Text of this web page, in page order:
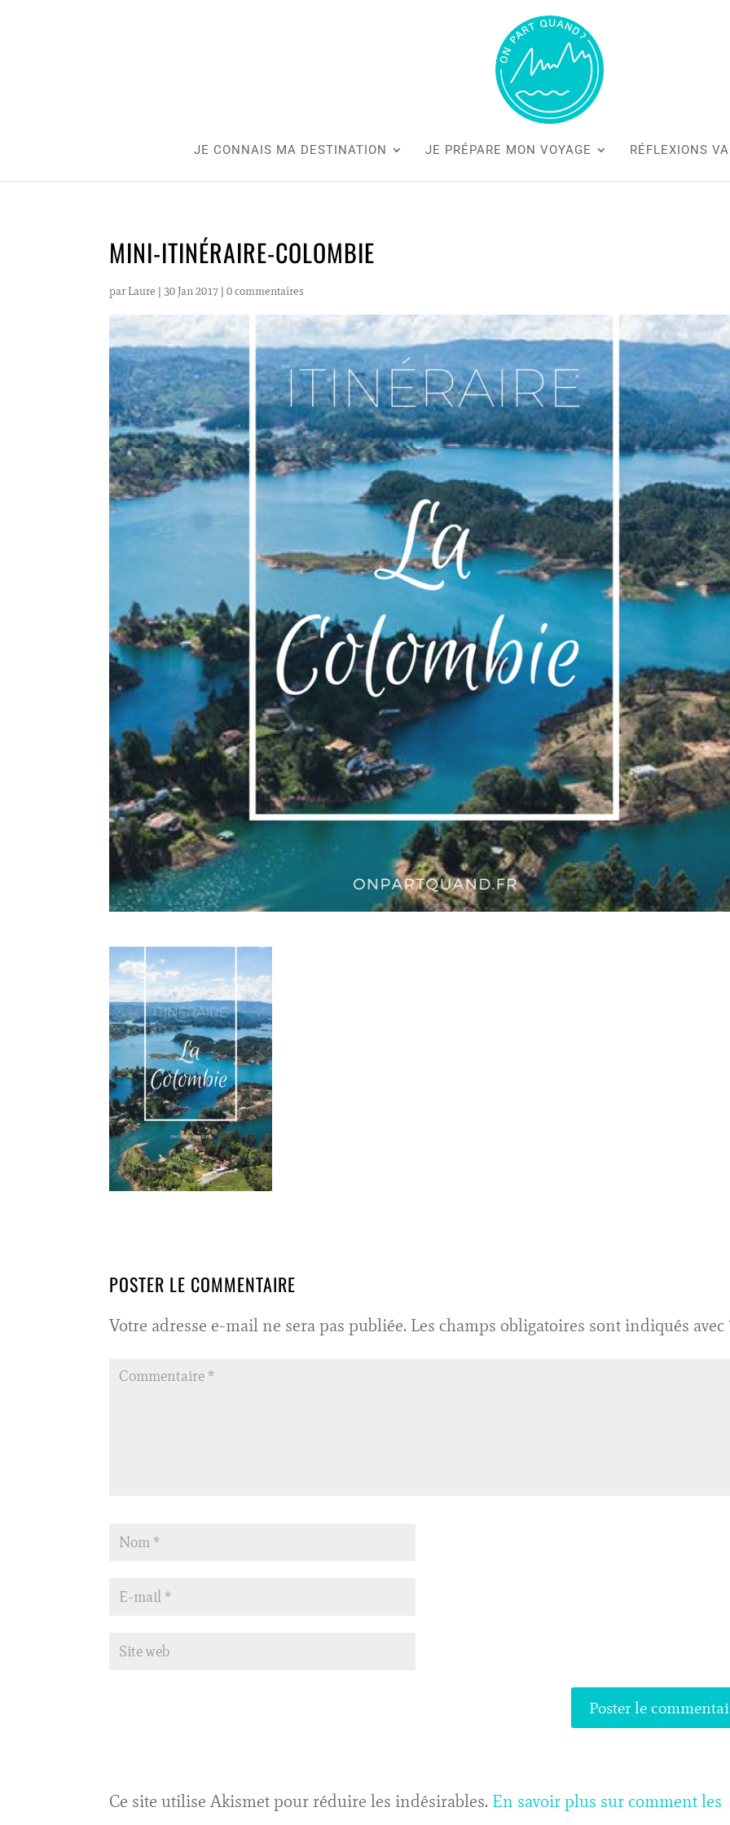
JE CONNAIS MA DESTINATION JE PRÉPARE MON VOYAGE RÉFLEXIONS
MINI-ITINÉRAIRE-COLOMBIE
par Laure | 30 Jan 2017 |0 commentaires
POSTER LE COMMENTAIRE
Votre adresse e-mail ne sera pas publiée. Les champs obligatoires sont indiqués avec
Ce site utilise Akismet pour réduire les indésirables. En savoir plus sur comment les